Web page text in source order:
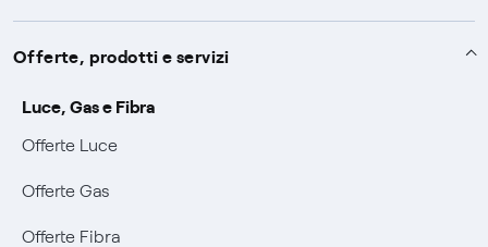
Assistenza
Avvisi
SOS luce e gas
Conciliazioni e risoluzione delle controversie
Negoziazione paritetica
Servizi
Servizio di salvaguardia
Servizio default di distribuzione
Tutele graduali
Collabora con noi
Sponsorizzazioni
Modulistica e reclami
Offerte, prodotti e servizi
Luce, Gas e Fibra
Offerte Luce
Offerte Gas
Offerte Fibra